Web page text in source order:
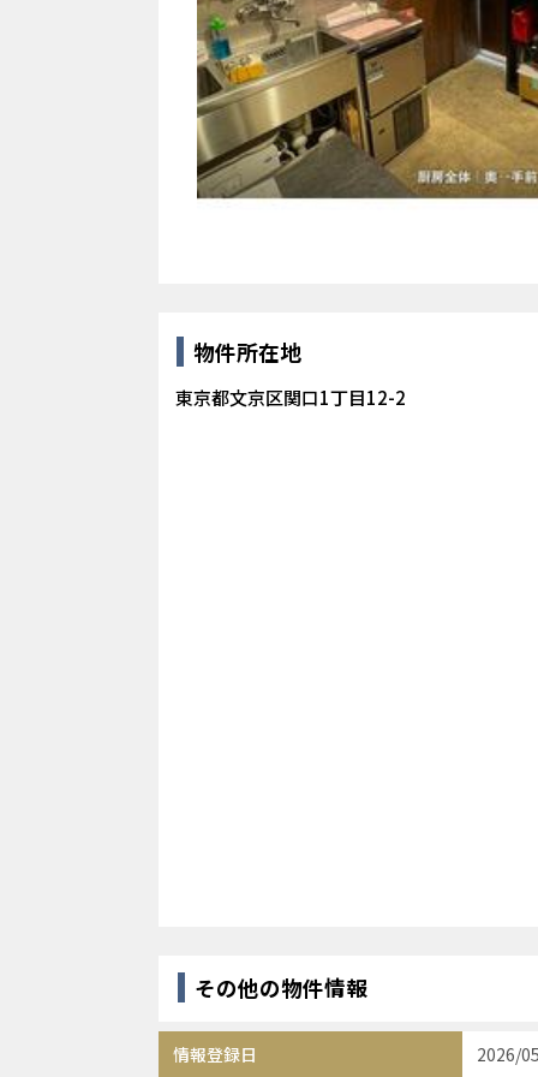
物件所在地
東京都文京区関口1丁目12-2
その他の物件情報
情報登録日 2026/